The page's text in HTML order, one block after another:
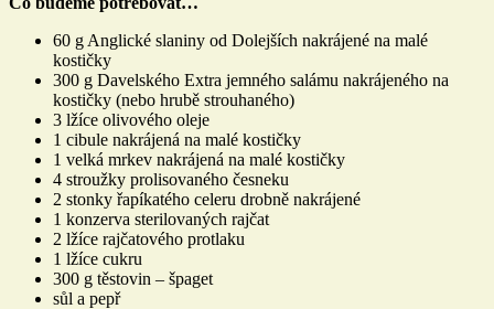
60 g Anglické slaniny od Dolejších nakrájené na malé
kostičky
300 g Davelského Extra jemného salámu nakrájeného na
kostičky (nebo hrubě strouhaného)
3 lžíce olivového oleje
1 cibule nakrájená na malé kostičky
1 velká mrkev nakrájená na malé kostičky
4 stroužky prolisovaného česneku
2 stonky řapíkatého celeru drobně nakrájené
1 konzerva sterilovaných rajčat
2 lžíce rajčatového protlaku
1 lžíce cukru
300 g těstovin – špaget
sůl a pepř